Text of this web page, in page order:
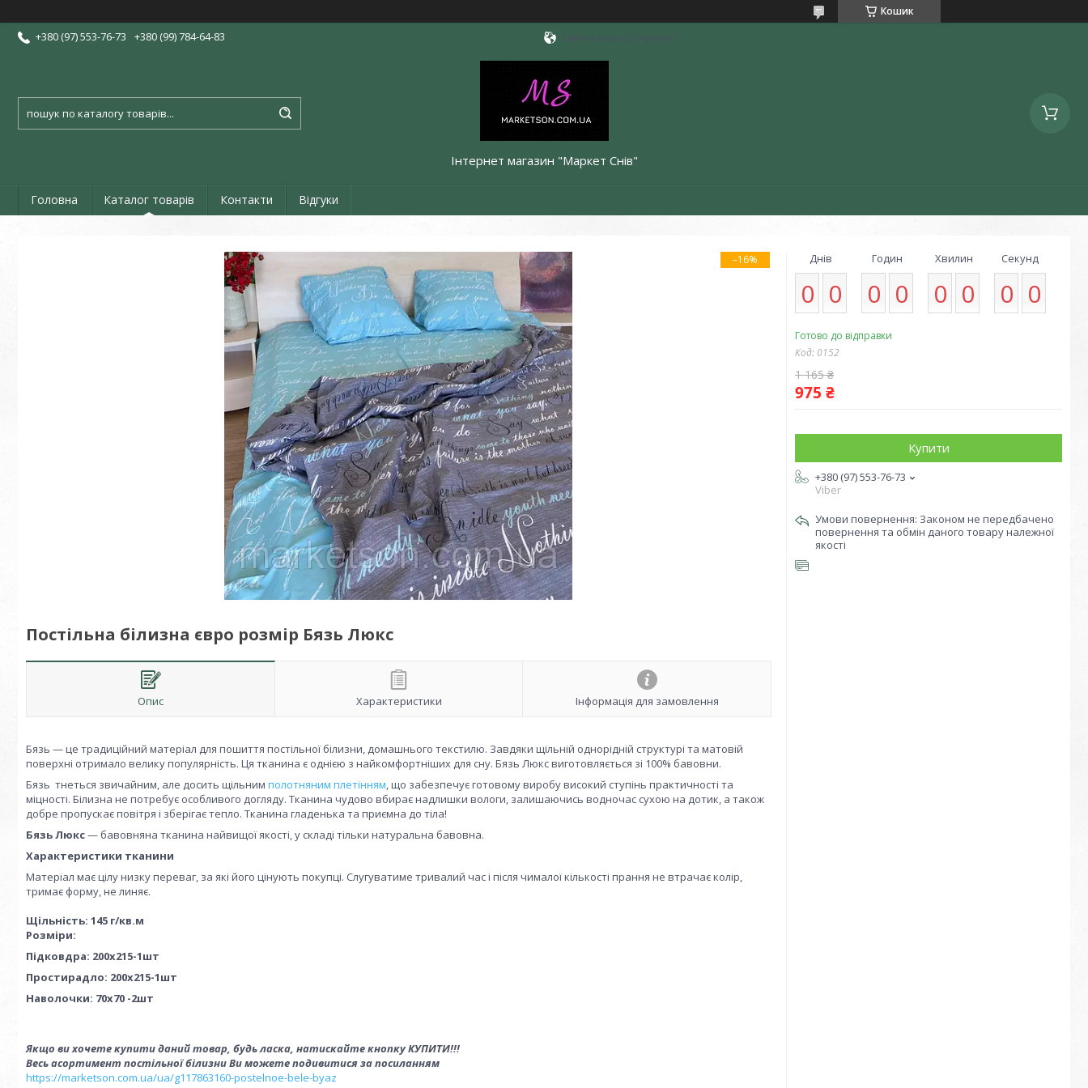
Кошик
+380 (97) 553-76-73 +380 (99) 784-64-83
Інтернет магазин "Маркет Снів"
Головна Каталог товарів Контакти Відгуки
–16%
Постільна білизна євро розмір Бязь Люкс
Опис Характеристики Інформація для замовлення
Бязь — це традиційний матеріал для пошиття постільної білизни, домашнього текстилю. Завдяки щільній однорідній структурі та матовій
поверхні отримало велику популярність. Ця тканина є однією з найкомфортніших для сну. Бязь Люкс виготовляється зі 100% бавовни.
Бязь тнеться звичайним, але досить щільним полотняним плетінням, що забезпечує готовому виробу високий ступінь практичності та
міцності. Білизна не потребує особливого догляду. Тканина чудово вбирає надлишки вологи, залишаючись водночас сухою на дотик, а також
добре пропускає повітря і зберігає тепло. Тканина гладенька та приємна до тіла!
Бязь Люкс— бавовняна тканина найвищої якості, у складі тільки натуральна бавовна.
Характеристики тканини
Матеріал має цілу низку переваг, за які його цінують покупці. Слугуватиме тривалий час і після чималої кількості прання не втрачає колір,
тримає форму, не линяє.
Щільність: 145 г/кв.м
Розміри:
Підковдра: 200х215-1шт
Простирадло: 200х215-1шт
Наволочки: 70х70 -2шт
Якщо ви хочете купити даний товар, будь ласка, натискайте кнопку КУПИТИ!!!
Весь асортимент постільної білизни Ви можете подивитися за посиланням
https://marketson.com.ua/ua/g117863160-postelnoe-bele-byaz
Днів
0 0
Годин
0 0
Хвилин
0 0
Секунд
0 0
Готово до відправки
Код: 0152
1 165 ₴
975 ₴
Купити
+380 (97) 553-76-73
Viber
Законом не передбачено
повернення та обмін даного товару належної
якості